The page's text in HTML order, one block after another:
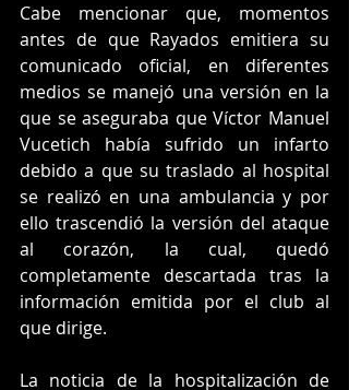
Cabe mencionar que, momentos
antes de que Rayados emitiera su
comunicado oficial, en diferentes
medios se manejó una versión en la
que se aseguraba que Víctor Manuel
Vucetich había sufrido un infarto
debido a que su traslado al hospital
se realizó en una ambulancia y por
ello trascendió la versión del ataque
al corazón, la cual, quedó
completamente descartada tras la
información emitida por el club al
que dirige.
La noticia de la hospitalización de